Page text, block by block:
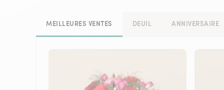
MEILLEURES VENTES DEUIL ANNIVERSAIRE